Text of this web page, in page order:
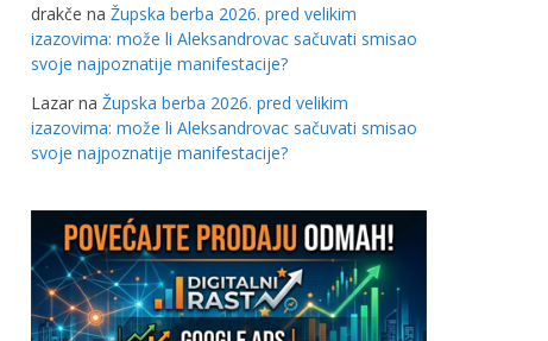
drakče na Župska berba 2026. pred velikim
izazovima: može li Aleksandrovac sačuvati smisao
svoje najpoznatije manifestacije?
Lazar na Župska berba 2026. pred velikim
izazovima: može li Aleksandrovac sačuvati smisao
svoje najpoznatije manifestacije?